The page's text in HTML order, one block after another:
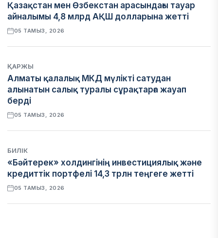
Қазақстан мен Өзбекстан арасындағы тауар
айналымы 4,8 млрд АҚШ долларына жетті
05 ТАМЫЗ, 2026
ҚАРЖЫ
Алматы қалалық МКД мүлікті сатудан
алынатын салық туралы сұрақтарға жауап
берді
05 ТАМЫЗ, 2026
БИЛІК
«Бәйтерек» холдингінің инвестициялық және
кредиттік портфелі 14,3 трлн теңгеге жетті
05 ТАМЫЗ, 2026